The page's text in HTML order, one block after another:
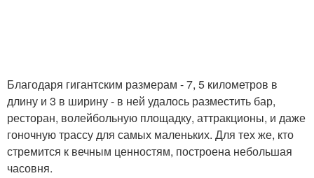
Благодаря гигантским размерам - 7, 5 километров в
длину и 3 в ширину - в ней удалось разместить бар,
ресторан, волейбольную площадку, аттракционы, и даже
гоночную трассу для самых маленьких. Для тех же, кто
стремится к вечным ценностям, построена небольшая
часовня.